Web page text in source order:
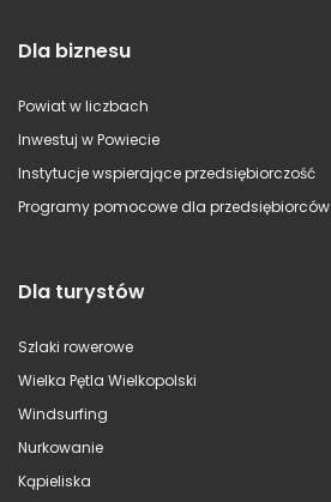
Dla biznesu
Powiat w liczbach
Inwestuj w Powiecie
Instytucje wspierające przedsiębiorczość
Programy pomocowe dla przedsiębiorców
Dla turystów
Szlaki rowerowe
Wielka Pętla Wielkopolski
Windsurfing
Nurkowanie
Kąpieliska